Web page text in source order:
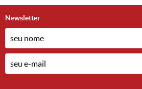
Newsletter